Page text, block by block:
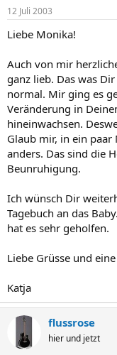
12 Juli 2003
Liebe Monika!
Auch von mir
ganz lieb. Das was
normal. Mir ging es
Veränderung in
hineinwachsen.
Glaub mir, in ein paar
anders. Das sind die
Beunruhigung.
Ich wünsch Dir
Tagebuch an das
hat es sehr geholfen.
Liebe Grüsse und
Katja
flussrose
hier und jetzt